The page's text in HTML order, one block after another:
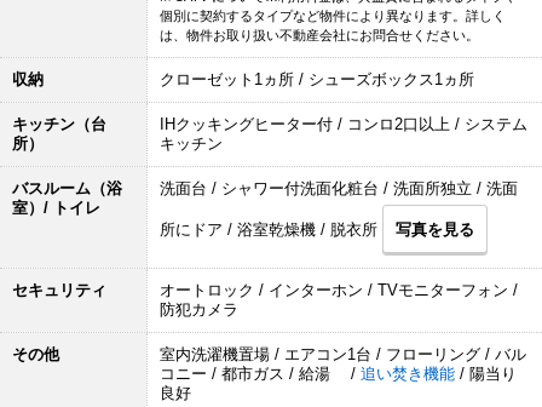
個別に契約するタイプなど物件により異なります。詳しく
は、物件お取り扱い不動産会社にお問合せください。
収納 クローゼット1ヵ所 / シューズボックス1ヵ所
キッチン（台
所）
IHクッキングヒーター付 / コンロ2口以上 / システム
キッチン
バスルーム（浴
室）/ トイレ
洗面台 / シャワー付洗面化粧台 / 洗面所独立 / 洗面
所にドア / 浴室乾燥機 / 脱衣所 写真を見る
セキュリティ
オートロック / インターホン / TVモニターフォン /
防犯カメラ
その他
室内洗濯機置場 / エアコン1台 / フローリング / バル
コニー / 都市ガス / 給湯 / 追い焚き機能 / 陽当り
良好